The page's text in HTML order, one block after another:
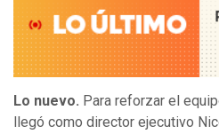
Lo nuevo. Para reforzar el
llegó como director ejecutivo